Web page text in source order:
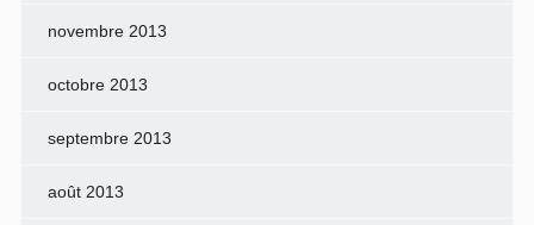
novembre 2013
octobre 2013
septembre 2013
août 2013